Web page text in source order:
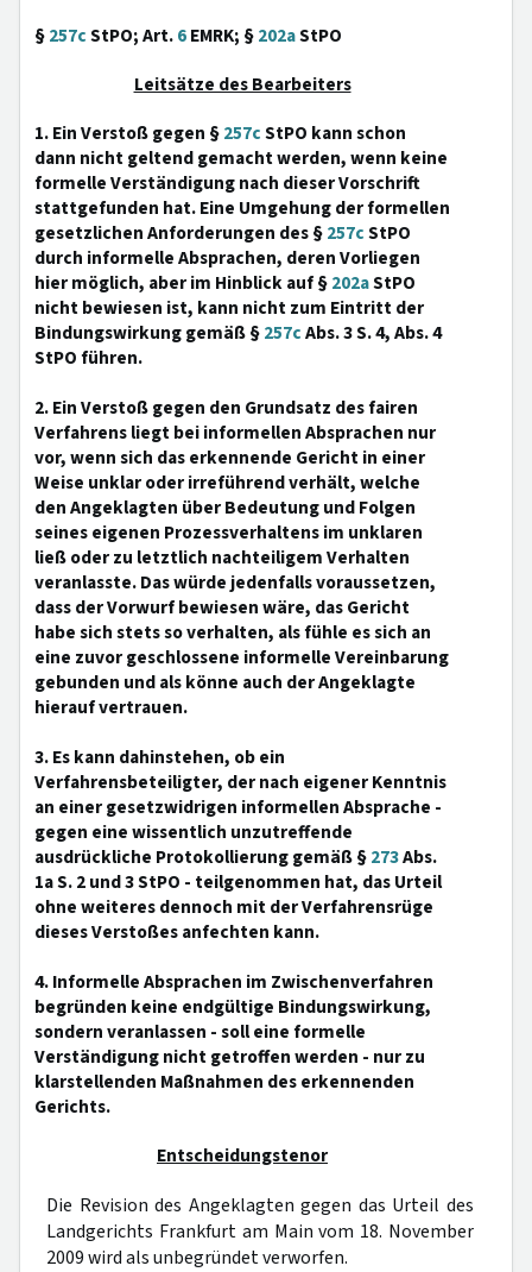
§257cStPO; Art.6EMRK; §202aStPO
Leitsätze des Bearbeiters
1. Ein Verstoß gegen §257cStPO kann schon
dann nicht geltend gemacht werden, wenn keine
formelle Verständigung nach dieser Vorschrift
stattgefunden hat. Eine Umgehung der formellen
gesetzlichen Anforderungen des §257cStPO
durch informelle Absprachen, deren Vorliegen
hier möglich, aber im Hinblick auf §202aStPO
nicht bewiesen ist, kann nicht zum Eintritt der
Bindungswirkung gemäß §257cAbs. 3 S. 4, Abs. 4
StPO führen.
2. Ein Verstoß gegen den Grundsatz des fairen
Verfahrens liegt bei informellen Absprachen nur
vor, wenn sich das erkennende Gericht in einer
Weise unklar oder irreführend verhält, welche
den Angeklagten über Bedeutung und Folgen
seines eigenen Prozessverhaltens im unklaren
ließ oder zu letztlich nachteiligem Verhalten
veranlasste. Das würde jedenfalls voraussetzen,
dass der Vorwurf bewiesen wäre, das Gericht
habe sich stets so verhalten, als fühle es sich an
eine zuvor geschlossene informelle Vereinbarung
gebunden und als könne auch der Angeklagte
hierauf vertrauen.
3. Es kann dahinstehen, ob ein
Verfahrensbeteiligter, der nach eigener Kenntnis
an einer gesetzwidrigen informellen Absprache -
gegen eine wissentlich unzutreffende
ausdrückliche Protokollierung gemäß §273Abs.
1a S. 2 und 3 StPO - teilgenommen hat, das Urteil
ohne weiteres dennoch mit der Verfahrensrüge
dieses Verstoßes anfechten kann.
4. Informelle Absprachen im Zwischenverfahren
begründen keine endgültige Bindungswirkung,
sondern veranlassen - soll eine formelle
Verständigung nicht getroffen werden - nur zu
klarstellenden Maßnahmen des erkennenden
Gerichts.
Entscheidungstenor
Die Revision des Angeklagten gegen das Urteil des
Landgerichts Frankfurt am Main vom 18. November
2009 wird als unbegründet verworfen.